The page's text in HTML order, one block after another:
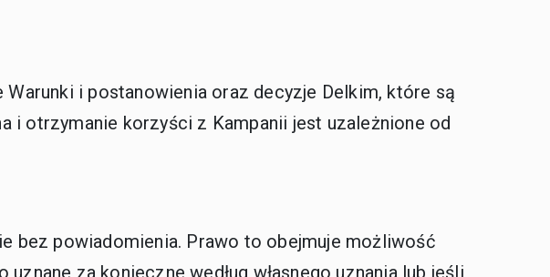
Warunki i postanowienia oraz decyzje Delkim, które są
i otrzymanie korzyści z Kampanii jest uzależnione od
bez powiadomienia. Prawo to obejmuje możliwość
za konieczne według własnego uznania lub jeśli